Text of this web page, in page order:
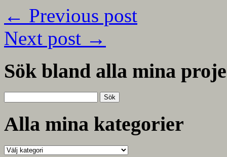
← Previous post
Next post →
Sök bland alla mina
efter:
Alla mina kategorier
Alla